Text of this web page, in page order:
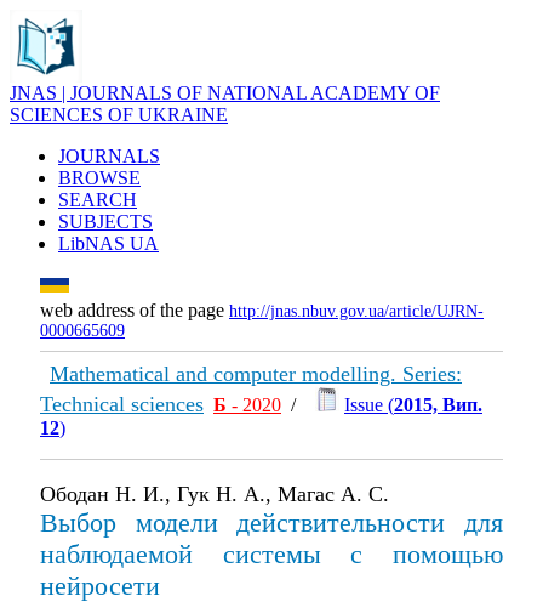
JNAS | JOURNALS OF NATIONAL ACADEMY OF
SCIENCES OF UKRAINE
JOURNALS
BROWSE
SEARCH
SUBJECTS
LibNAS UA
web address of the page http://jnas.nbuv.gov.ua/article/UJRN-
0000665609
Mathematical and computer modelling. Series:
Technical sciences Б - 2020 / Issue (2015, Вип.
12)
Ободан Н. И., Гук Н. А., Магас А. С.
Выбор модели действительности для
наблюдаемой системы с помощью
нейросети